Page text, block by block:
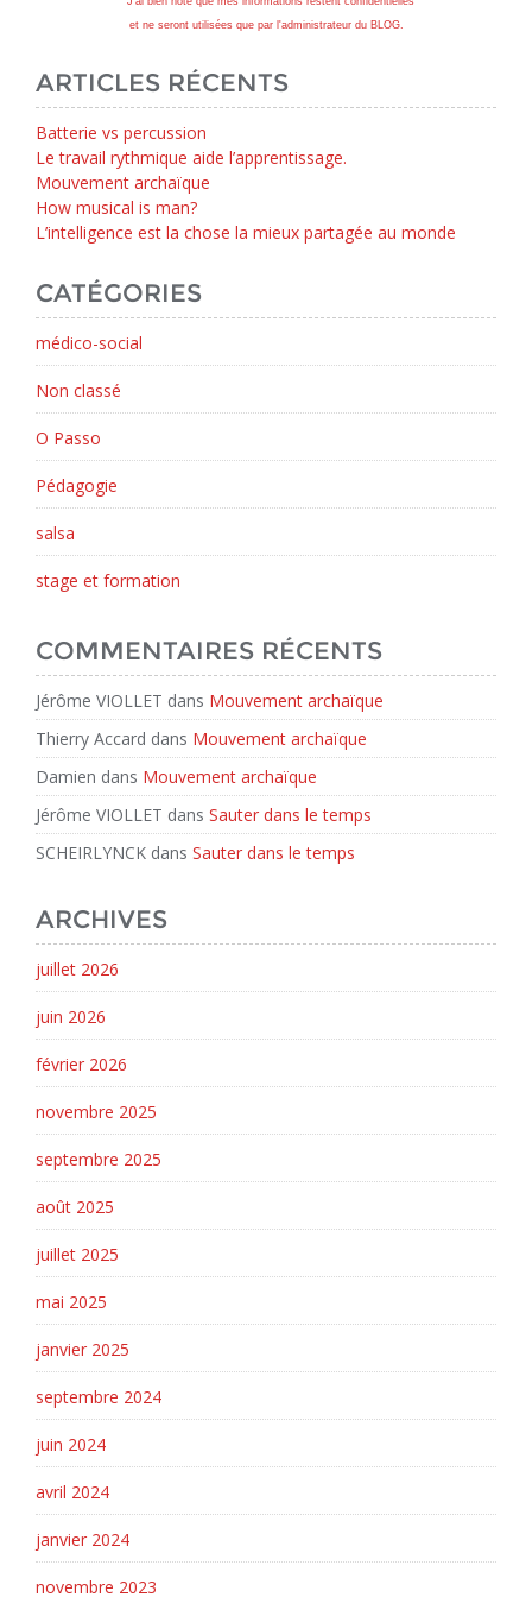
et ne seront utilisées que par l'administrateur du BLOG.
ARTICLES RÉCENTS
Batterie vs percussion
Le travail rythmique aide l’apprentissage.
Mouvement archaïque
How musical is man?
L’intelligence est la chose la mieux partagée au monde
CATÉGORIES
médico-social
Non classé
O Passo
Pédagogie
salsa
stage et formation
COMMENTAIRES RÉCENTS
Jérôme VIOLLET dans Mouvement archaïque
Thierry Accard dans Mouvement archaïque
Damien dans Mouvement archaïque
Jérôme VIOLLET dans Sauter dans le temps
SCHEIRLYNCK dans Sauter dans le temps
ARCHIVES
juillet 2026
juin 2026
février 2026
novembre 2025
septembre 2025
août 2025
juillet 2025
mai 2025
janvier 2025
septembre 2024
juin 2024
avril 2024
janvier 2024
novembre 2023